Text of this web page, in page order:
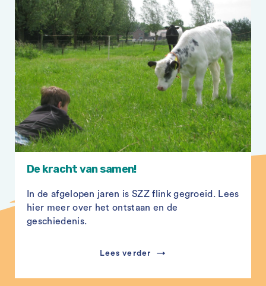
De kracht van samen!
In de afgelopen jaren is SZZ flink gegroeid. Lees
hier meer over het ontstaan en de
geschiedenis.
Lees verder